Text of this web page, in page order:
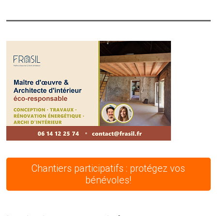
Chantiers participatifs : protégez vos
bénévoles!